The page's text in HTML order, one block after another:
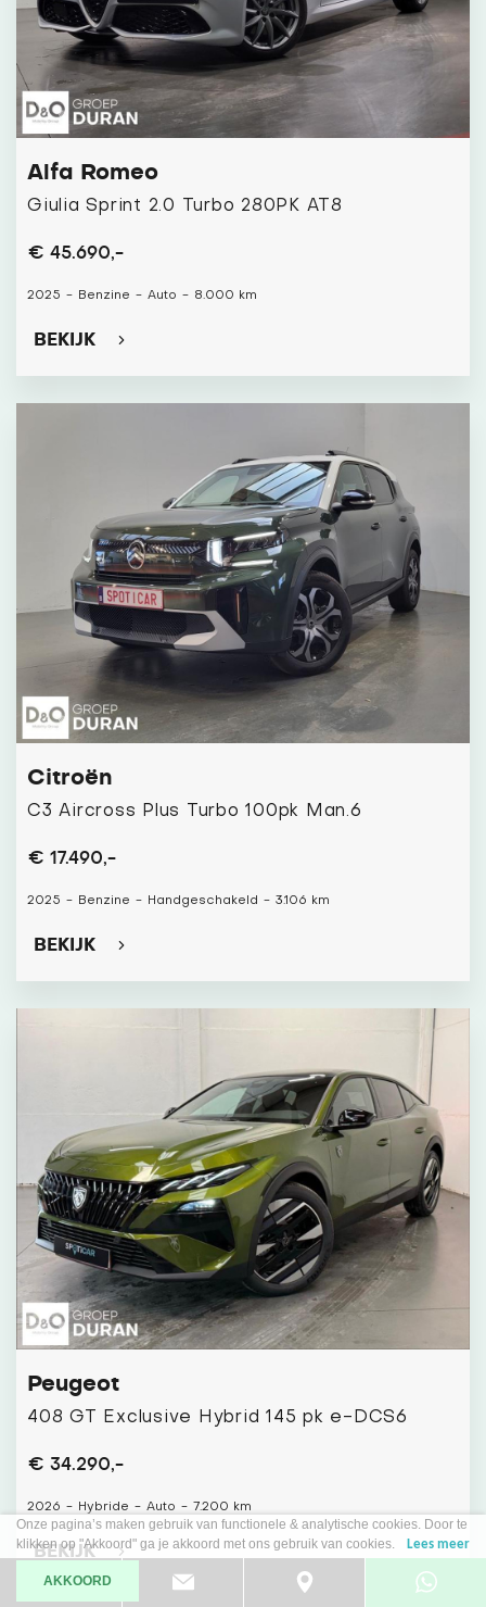
Alfa Romeo
Giulia Sprint 2.0 Turbo 280PK AT8
€ 45.690,-
2025 - Benzine - Auto - 8.000 km
BEKIJK
Citroën
C3 Aircross Plus Turbo 100pk Man.6
€ 17.490,-
2025 - Benzine - Handgeschakeld - 3.106 km
BEKIJK
Peugeot
408 GT Exclusive Hybrid 145 pk e-DCS6
€ 34.290,-
2026 - Hybride - Auto - 7.200 km
BEKIJK
Onze pagina’s maken gebruik van functionele & analytische cookies. Door te
klikken op "Akkoord" ga je akkoord met ons gebruik van cookies.
Lees meer
AKKOORD